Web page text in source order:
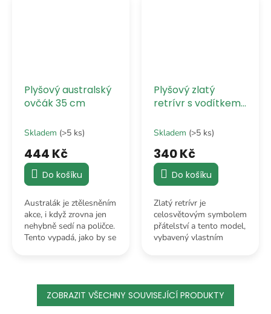
Plyšový australský
ovčák 35 cm
Skladem (>5 ks)
444 Kč
Do košíku
Australák je ztělesněním
akce, i když zrovna jen
nehybně sedí na poličce.
Tento vypadá, jako by se
nejvíc cool melír.
Plyšový zlatý
retrívr s vodítkem
Skladem (>5 ks)
340 Kč
Do košíku
Zlatý retrívr je
celosvětovým symbolem
přátelství a tento model,
vybavený vlastním
snů.
ZOBRAZIT VŠECHNY SOUVISEJÍCÍ PRODUKTY